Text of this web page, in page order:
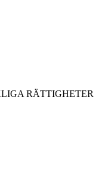
RÄTTIGHETER